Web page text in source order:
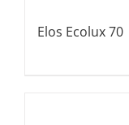
Elos Ecolux 70